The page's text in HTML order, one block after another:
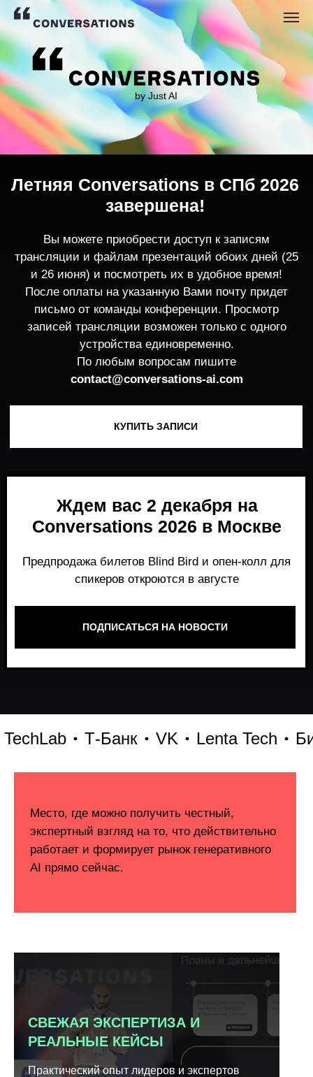
by Just AI
трансляции и файлам презентаций обоих дней (25
После оплаты на указанную Вами почту придет
записей трансляции возможен только с одного
устройства единовременно.
По любым вопросам пишите
contact@conversations-ai.co m
Летняя Conversations в СПб 2026
завершена!
Ждем вас 2 декабря на
Conversations 2026 в Москве
ПОДПИСАТЬСЯ НА НОВОСТИ
Т-Банк VK Lenta Tech
Место, где можно получить честный,
работает и формирует рынок генеративного
СВЕЖАЯ ЭКСПЕРТИЗА И
РЕАЛЬНЫЕ КЕЙСЫ
Практический опыт лидеров и экспертов